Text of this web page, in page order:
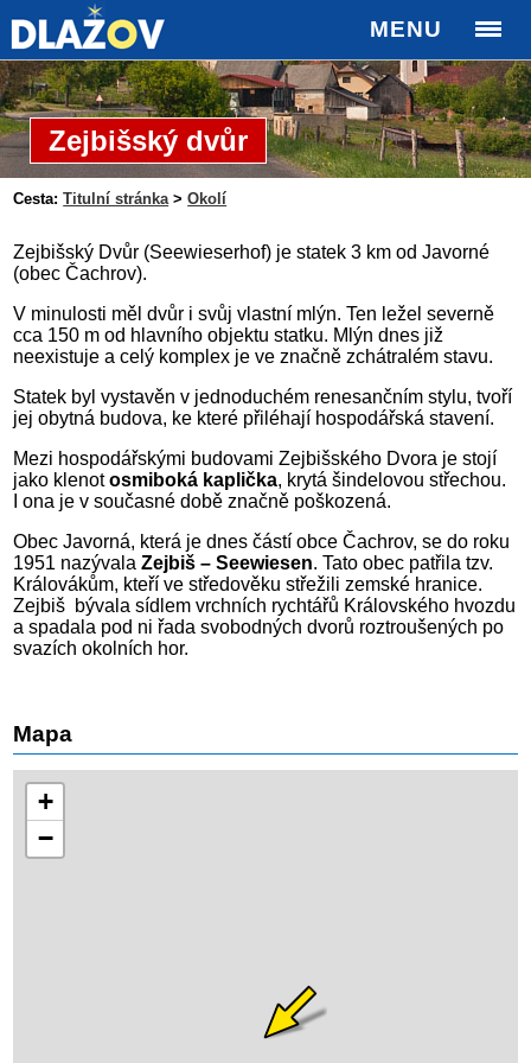
MENU
Zejbišský dvůr
Cesta: Titulní stránka>Okolí
Zejbišský Dvůr (Seewieserhof) je statek 3 km od Javorné
(obec Čachrov).
V minulosti měl dvůr i svůj vlastní mlýn. Ten ležel severně
cca 150 m od hlavního objektu statku. Mlýn dnes již
neexistuje a celý komplex je ve značně zchátralém stavu.
Statek byl vystavěn v jednoduchém renesančním stylu, tvoří
jej obytná budova, ke které přiléhají hospodářská stavení.
Mezi hospodářskými budovami Zejbišského Dvora je stojí
jako klenotosmiboká kaplička, krytá šindelovou střechou.
I ona je v současné době značně poškozená.
Obec Javorná, která je dnes částí obce Čachrov, se do roku
1951 nazývalaZejbiš – Seewiesen. Tato obec patřila tzv.
Královákům, kteří ve středověku střežili zemské hranice.
Zejbiš bývala sídlem vrchních rychtářů Královského hvozdu
a spadala pod ni řada svobodných dvorů roztroušených po
svazích okolních hor.
Mapa